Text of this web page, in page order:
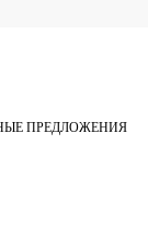
ПРЕДЛОЖЕНИЯ